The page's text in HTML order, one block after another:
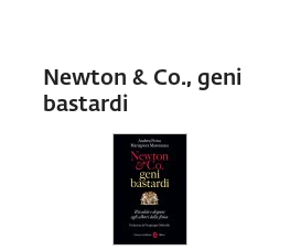
Newton & Co., geni
bastardi